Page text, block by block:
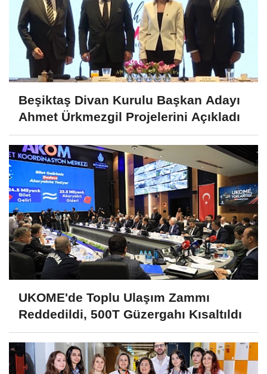
Beşiktaş Divan Kurulu Başkan Adayı
Ahmet Ürkmezgil Projelerini Açıkladı
UKOME'de Toplu Ulaşım Zammı
Reddedildi, 500T Güzergahı Kısaltıldı